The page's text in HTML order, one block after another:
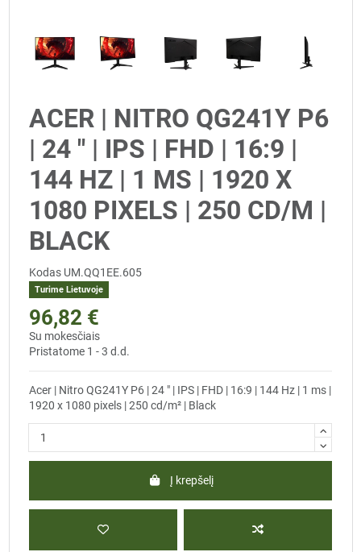
ACER | NITRO QG241Y P6
| 24 " | IPS | FHD | 16:9 |
144 HZ | 1 MS | 1920 X
1080 PIXELS | 250 CD/M |
BLACK
Kodas UM.QQ1EE.605
Turime Lietuvoje
96,82 €
Su mokesčiais
Pristatome 1 - 3 d.d.
Acer | Nitro QG241Y P6 | 24 " | IPS | FHD | 16:9 | 144 Hz | 1 ms |
1920 x 1080 pixels | 250 cd/m² | Black
Į krepšelį